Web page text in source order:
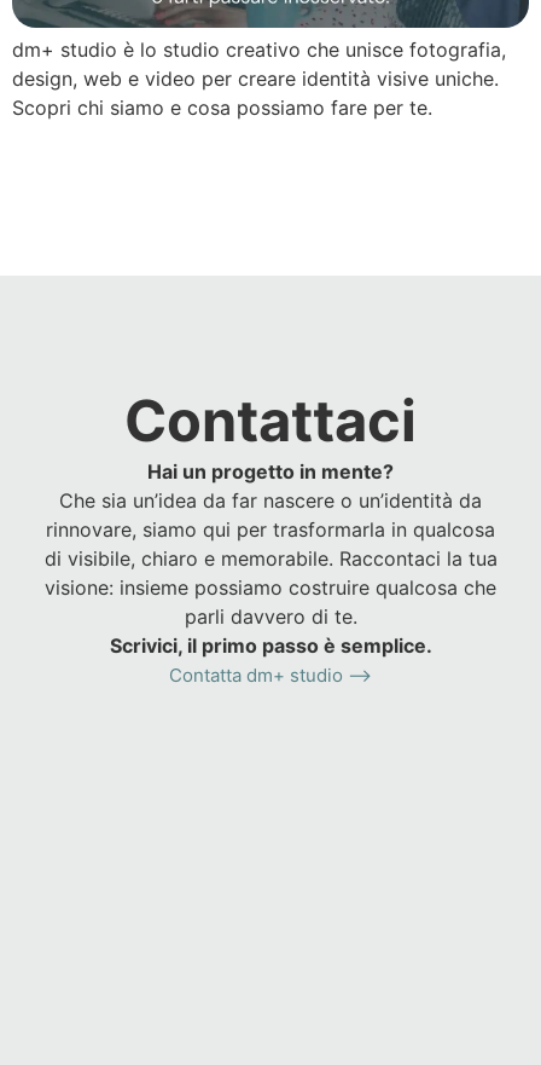
dm+ studio è lo studio creativo che unisce fotografia,
design, web e video per creare identità visive uniche.
Scopri chi siamo e cosa possiamo fare per te.
Contattaci
Hai un progetto in mente?
Che sia un’idea da far nascere o un’identità da
rinnovare, siamo qui per trasformarla in qualcosa
di visibile, chiaro e memorabile. Raccontaci la tua
visione: insieme possiamo costruire qualcosa che
parli davvero di te.
Scrivici, il primo passo è semplice.
Contatta dm+ studio ⟶